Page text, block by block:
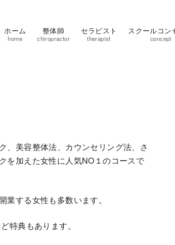
ホーム
home
整体師
chiropractor
セラピスト
therapist
スクールコン
concept
美容整体法、カウンセリング法、さ
を加えた女性に人気NO１のコースで
する女性も多数います。
特典もあります。